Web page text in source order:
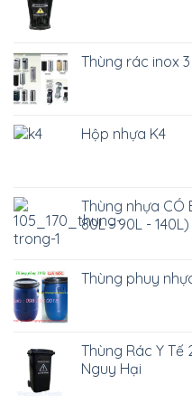
Thùng rác inox 3
Hộp nhựa K4
Thùng nhựa CÓ
80L - 90L - 140L)
Thùng phuy
Thùng Rác Y
Nguy Hại